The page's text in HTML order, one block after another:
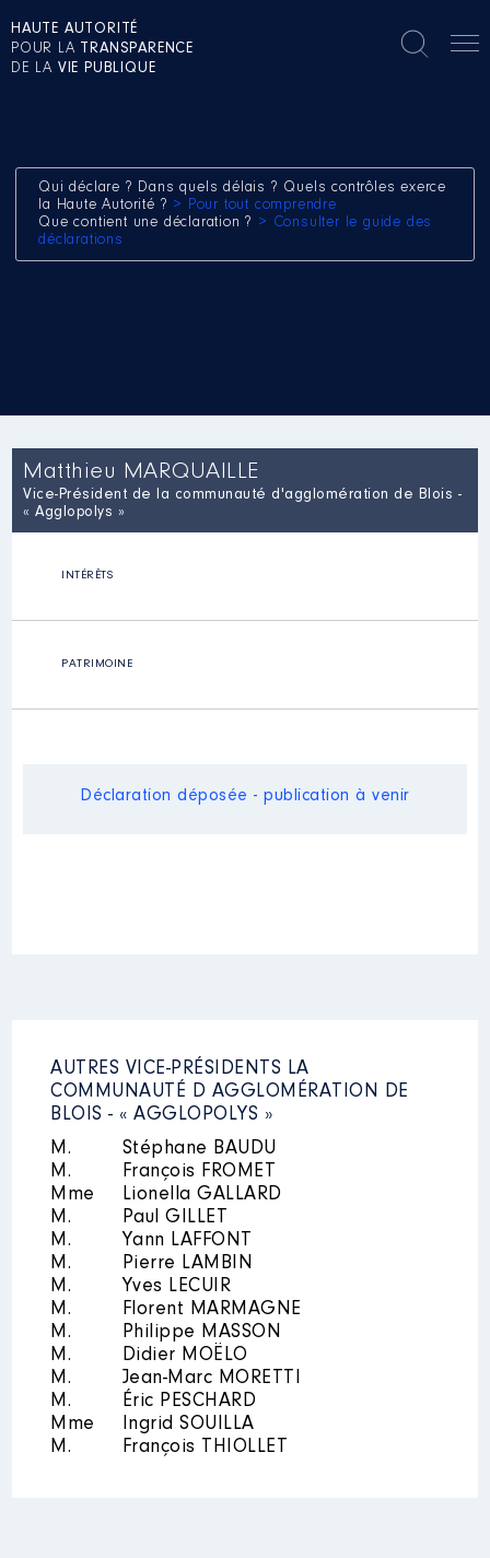
HAUTE AUTORITÉ
POUR LA TRANSPARENCE
DE LA VIE PUBLIQUE
Qui déclare ? Dans quels délais ? Quels contrôles exerce
la Haute Autorité ? > Pour tout comprendre
Que contient une déclaration ? > Consulter le guide des
déclarations
Matthieu MARQUAILLE
Vice-Président de la communauté d'agglomération de Blois -
« Agglopolys »
INTÉRÊTS
PATRIMOINE
Déclaration déposée - publication à venir
AUTRES VICE-PRÉSIDENTS LA
COMMUNAUTÉ D AGGLOMÉRATION DE
BLOIS - « AGGLOPOLYS »
M.
Stéphane BAUDU
M.
François FROMET
Mme
Lionella GALLARD
M.
Paul GILLET
M.
Yann LAFFONT
M.
Pierre LAMBIN
M.
Yves LECUIR
M.
Florent MARMAGNE
M.
Philippe MASSON
M.
Didier MOËLO
M.
Jean-Marc MORETTI
M.
Éric PESCHARD
Mme
Ingrid SOUILLA
M.
François THIOLLET